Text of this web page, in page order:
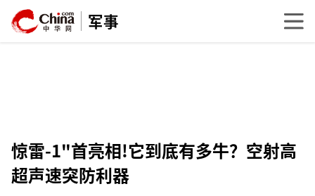
军事
惊雷-1"首亮相!它到底有多牛？空射高
超声速突防利器